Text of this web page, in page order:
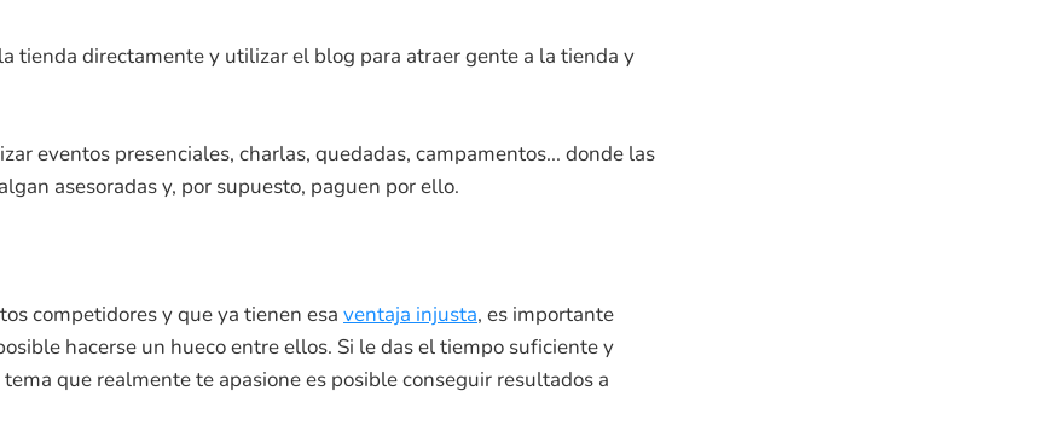
tienda directamente y utilizar el blog para atraer gente a la tienda y
eventos presenciales, charlas, quedadas, campamentos... donde las
asesoradas y, por supuesto, paguen por ello.
competidores y que ya tienen esa ventaja injusta, es importante
hacerse un hueco entre ellos. Si le das el tiempo suficiente y
que realmente te apasione es posible conseguir resultados a